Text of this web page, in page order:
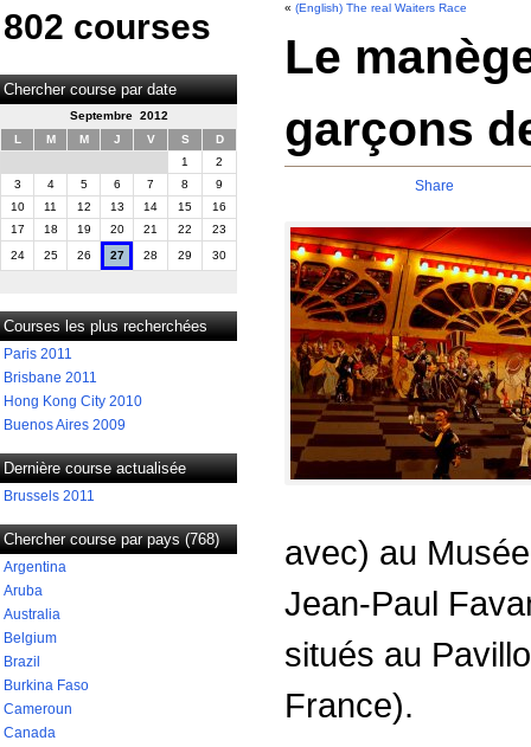
802 courses
Chercher course par date
Septembre 2012
L
M M J V S
D
1
2
3
4 5 6 7 8
9
10
11 12 13 14 15
16
17
18 19 20 21 22
23
24
25 26 27 28 29 30
Courses les plus recherchées
Paris 2011
Brisbane 2011
Hong Kong City 2010
Buenos Aires 2009
Dernière course actualisée
Brussels 2011
Chercher course par pays (768)
Argentina
Aruba
Australia
Belgium
Brazil
Burkina Faso
Cameroun
Canada
« (English) The real Waiters Race
Le
garçons
Share
avec) au
Jean-Paul
situés au
France).